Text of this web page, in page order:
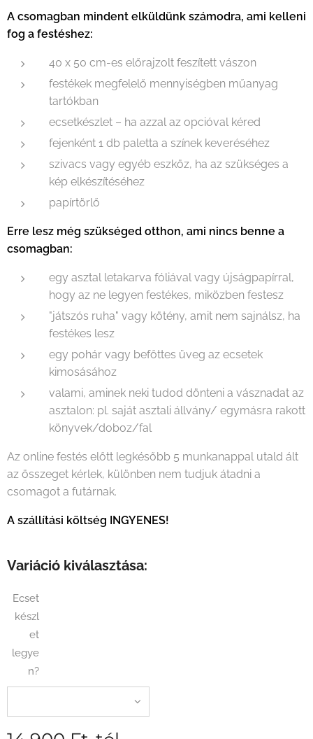
A csomagban mindent elküldünk számodra, ami kelleni
fog a festéshez:
40 x 50 cm-es előrajzolt feszített vászon
festékek megfelelő mennyiségben műanyag
tartókban
ecsetkészlet – ha azzal az opcióval kéred
fejenként 1 db paletta a színek keveréséhez
szivacs vagy egyéb eszköz, ha az szükséges a
kép elkészítéséhez
papírtörlő
Erre lesz még szükséged otthon, ami nincs benne a
csomagban:
egy asztal letakarva fóliával vagy újságpapírral,
hogy az ne legyen festékes, miközben festesz
"játszós ruha" vagy kötény, amit nem sajnálsz, ha
festékes lesz
egy pohár vagy befőttes üveg az ecsetek
kimosásához
valami, aminek neki tudod dönteni a vásznadat az
asztalon: pl. saját asztali állvány/ egymásra rakott
könyvek/doboz/fal
Az online festés előtt legkésőbb 5 munkanappal utald ált
az összeget kérlek, különben nem tudjuk átadni a
csomagot a futárnak.
A szállítási költség INGYENES!
Variáció kiválasztása:
Ecset
készl
et
legye
n?